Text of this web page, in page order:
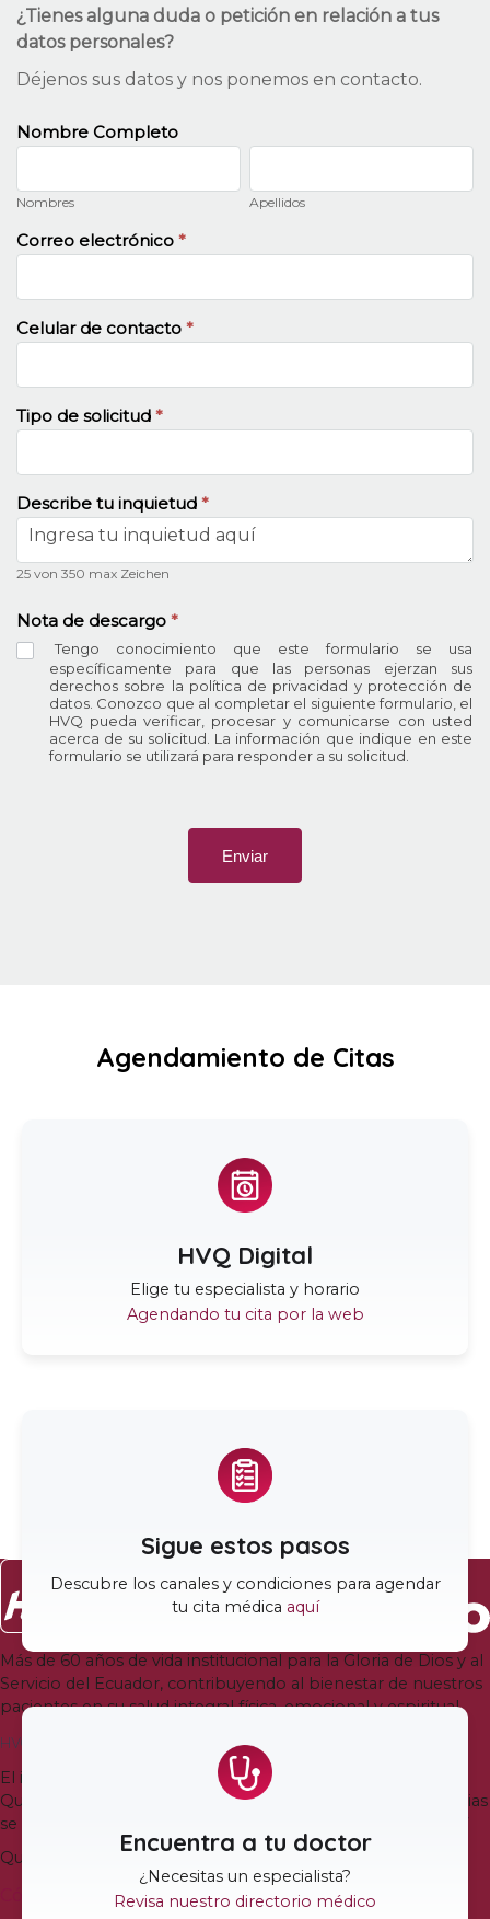
Políticas
de
Confidencialidad
¿Tienes alguna duda o petición en relación a tus
datos personales?
Déjenos sus datos y nos ponemos en contacto.
Nombre Completo
Nombres
Nombres
Apellidos
Apellidos
Correo electrónico *
Celular de contacto *
Tipo de solicitud *
Describe tu inquietud *
25 von 350 max Zeichen
Nota de descargo *
Tengo conocimiento que este formulario se usa
específicamente para que las personas ejerzan sus
derechos sobre la política de privacidad y protección de
datos Conozco que al completar el siguiente formulario el
HVQ pueda verificar
procesar y comunicarse con usted
acerca de su solicitud La información que indique en este
formulario se utilizará para responder a su solicitud
Enviar
Agendamiento de Citas
HVQ Digital
Elige tu especialista y horario
Agendando tu cita por la web
Sigue estos pasos
Descubre los canales y condiciones para agendar
tu cita médica aquí
Encuentra a tu doctor
¿Necesitas un especialista?
Revisa nuestro directorio médico
Más de 60 años de vida institucional para la Gloria de Dios y al
Servicio del Ecuador, contribuyendo al bienestar de nuestros
pacientes en su salud integral física,emocional y espiritual.
HVQ Quito
El ingreso a la Torre Médica Bless del Hospital Vozandes
Quito es en la calle Veracruz y N-37
El ingreso a Emergencias
se mantiene en la Avenida Juan José de Villalengua Oe2-37
Quito